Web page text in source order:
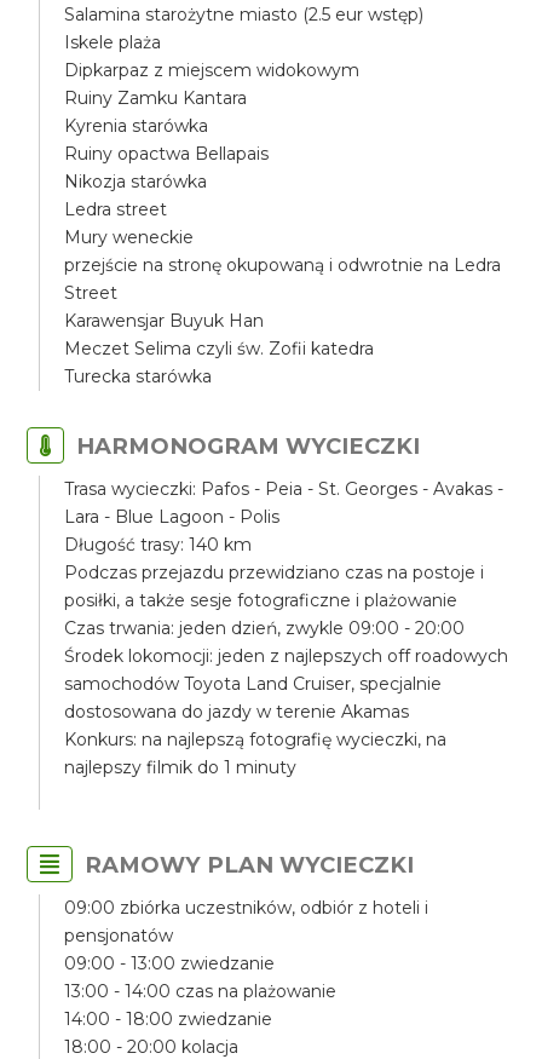
Salamina starożytne miasto (2.5 eur wstęp)
Iskele plaża
Dipkarpaz z miejscem widokowym
Ruiny Zamku Kantara
Kyrenia starówka
Ruiny opactwa Bellapais
Nikozja starówka
Ledra street
Mury weneckie
przejście na stronę okupowaną i odwrotnie na Ledra
Street
Karawensjar Buyuk Han
Meczet Selima czyli św. Zofii katedra
Turecka starówka
HARMONOGRAM WYCIECZKI
Trasa wycieczki: Pafos - Peia - St. Georges - Avakas -
Lara - Blue Lagoon - Polis
Długość trasy: 140 km
Podczas przejazdu przewidziano czas na postoje i
posiłki, a także sesje fotograficzne i plażowanie
Czas trwania: jeden dzień, zwykle 09:00 - 20:00
Środek lokomocji: jeden z najlepszych off roadowych
samochodów Toyota Land Cruiser, specjalnie
dostosowana do jazdy w terenie Akamas
Konkurs: na najlepszą fotografię wycieczki, na
najlepszy filmik do 1 minuty
RAMOWY PLAN WYCIECZKI
09:00 zbiórka uczestników, odbiór z hoteli i
pensjonatów
09:00 - 13:00 zwiedzanie
13:00 - 14:00 czas na plażowanie
14:00 - 18:00 zwiedzanie
18:00 - 20:00 kolacja